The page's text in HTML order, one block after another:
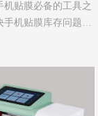
机贴膜必备的工具之
手机贴膜库存问题起
作用，那么我们又
、外观和质量等几个
希望能做一些参考。